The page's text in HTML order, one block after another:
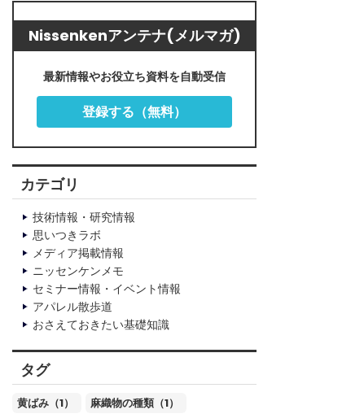
Nissenkenアンテナ(メルマガ)
最新情報やお役立ち資料を自動受信
登録する（無料）
カテゴリ
技術情報・研究情報
思いつきラボ
メディア掲載情報
ニッセンケンメモ
セミナー情報・イベント情報
アパレル散歩道
おさえておきたい基礎知識
タグ
黄ばみ（1）
麻織物の種類（1）